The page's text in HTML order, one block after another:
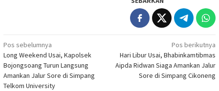
Navigasi
pos
Pos sebelumnya
Long Weekend Usai, Kapolsek
Bojongsoang Turun Langsung
Amankan Jalur Sore di Simpang
Telkom University
Pos berikutnya
Hari Libur Usai, Bhabinkamtibmas
Aipda Ridwan Siaga Amankan Jalur
Sore di Simpang Cikoneng